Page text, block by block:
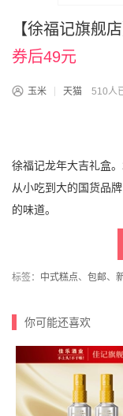
【徐福记旗舰
券后49元
玉米 天猫 510人
徐福记龙年大吉礼盒
从小吃到大的国货品
的味道。
标签： 中式糕点、 包邮、
你可能还喜欢